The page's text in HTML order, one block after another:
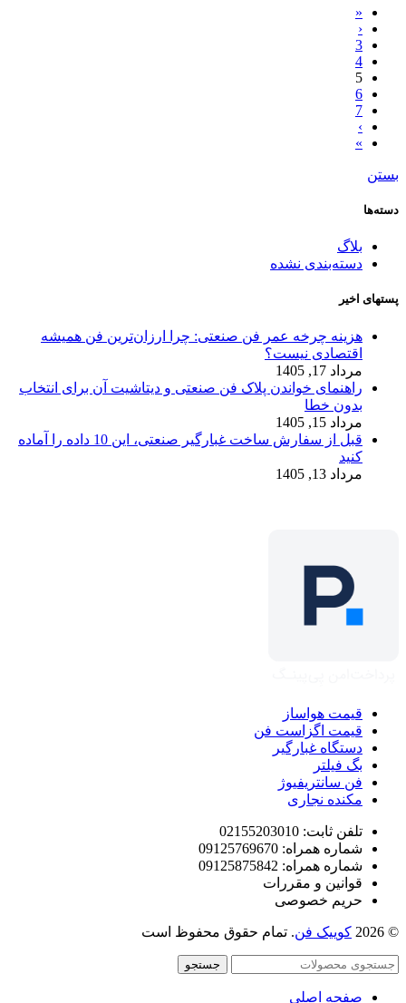
«
‹
3
4
5
6
7
›
»
بستن
دسته‌ها
بلاگ
دسته‌بندی نشده
پستهای اخیر
هزینه چرخه عمر فن صنعتی: چرا ارزان‌ترین فن همیشه
اقتصادی نیست؟
مرداد 17, 1405
راهنمای خواندن پلاک فن صنعتی و دیتاشیت آن برای انتخاب
بدون خطا
مرداد 15, 1405
قبل از سفارش ساخت غبارگیر صنعتی، این 10 داده را آماده
کنید
مرداد 13, 1405
قیمت هواساز
قیمت اگزاست فن
دستگاه غبارگیر
بگ فیلتر
فن سانتریفیوژ
مکنده نجاری
تلفن ثابت: 02155203010
شماره همراه: 09125769670
شماره همراه: 09125875842
قوانین و مقررات
حریم خصوصی
© 2026 کوییک فن. تمام حقوق محفوظ است
جستجو
صفحه اصلی